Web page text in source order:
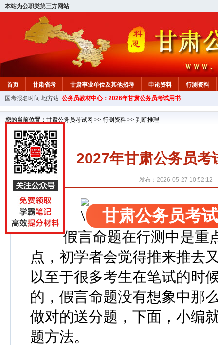
本站为公职类第三方网站
首页 甘肃省考 甘肃事业单位及其他招考 申论资料
行测资料
国考报名时间 地方站: 公务员教材中心：2026年甘肃公务员考试用书
您的当前位置： 甘肃公务员考试网 >> 行测资料 >> 判断推理
2027年甘肃公务员考
发布：2026-05-27 10:52:12
甘肃公务员考
假言命题在行测中是重
点，初学者会觉得推来推去
以至于很多考生在笔试的时
的，假言命题没有想象中那
做对的送分题，下面， 小编
题方法。